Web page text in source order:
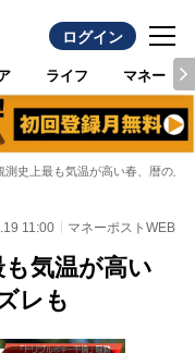
ログイン
ライフ マネー
史上最も気温が高い春、暦の上
11:00 マネーポストWEB
気温が高い
レも